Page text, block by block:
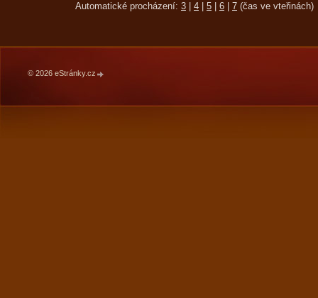
Automatické procházení: 3 4 5 6 7 (čas ve vteřinách)
© 2026 eStránky.cz